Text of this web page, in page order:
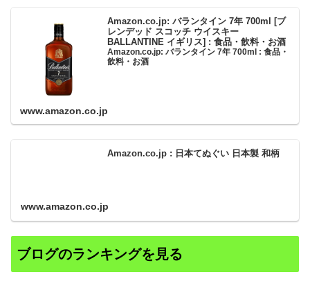
Amazon.co.jp: バランタイン 7年 700ml [ブ
レンデッド スコッチ ウイスキー
BALLANTINE イギリス] : 食品・飲料・お酒
Amazon.co.jp: バランタイン 7年 700ml : 食品・
飲料・お酒
www.amazon.co.jp
Amazon.co.jp : 日本てぬぐい 日本製 和柄
www.amazon.co.jp
ブログのランキングを見る